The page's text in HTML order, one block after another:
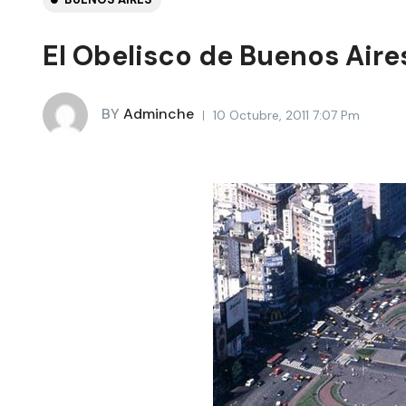
El Obelisco de Buenos
BY Adminche 10 Octubre, 2011 7:07 Pm